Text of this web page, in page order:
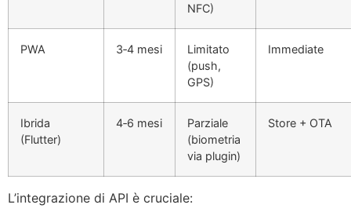
NFC)
PWA 3‑4 mesi
Limitato
(push,
GPS)
Immediate
Ibrida
(Flutter)
4‑6 mesi
Parziale
(biometria
via plugin)
Store + OTA
L’integrazione di API è cruciale: